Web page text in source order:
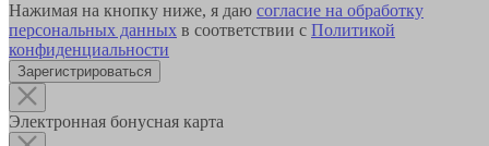
Нажимая на кнопку ниже, я даю согласие на обработку
персональных данных в соответствии с Политикой
конфиденциальности
Зарегистрироваться
Электронная бонусная карта